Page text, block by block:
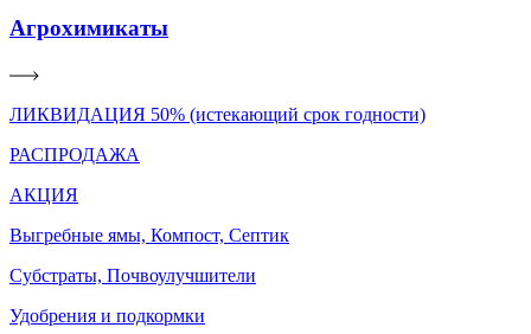
Агрохимикаты
ЛИКВИДАЦИЯ 50% (истекающий срок годности)
РАСПРОДАЖА
АКЦИЯ
Выгребные ямы, Компост, Септик
Субстраты, Почвоулучшители
Удобрения и подкормки